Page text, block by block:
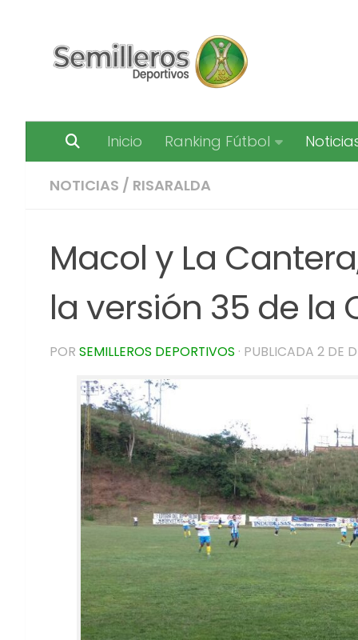
Inicio Ranking Fútbol
NOTICIAS / RISARALDA
Macol y La
la versión 35 de la
POR SEMILLEROS DEPORTIVOS · PUBLICADA 2 DE